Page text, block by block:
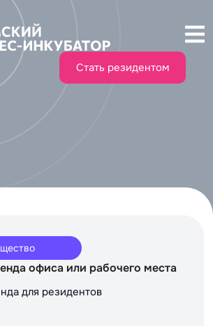
Стать резидентом
офиса или рабочего места
для резидентов